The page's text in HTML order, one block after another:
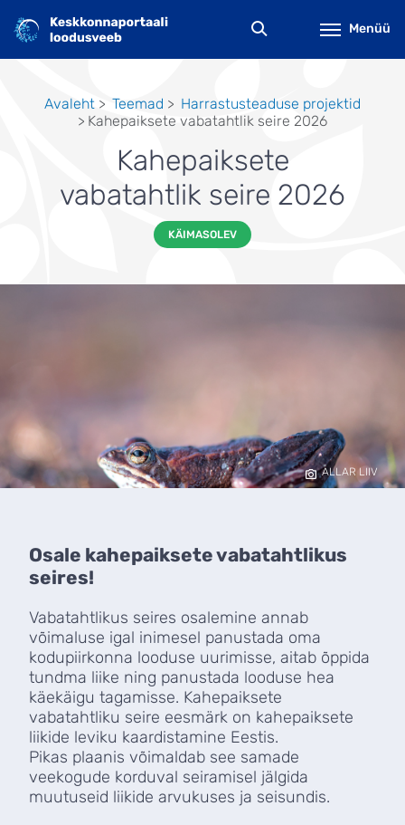
edasi
põhisisu
juurde
Menüü
Leivapuru
Avaleht Teemad
Harrastusteaduse projektid
Kahepaiksete vabatahtlik seire 2026
Kahepaiksete
vabatahtlik seire 2026
KÄIMASOLEV
ALLAR LIIV
Osale kahepaiksete vabatahtlikus
seires!
Vabatahtlikus seires osalemine annab
võimaluse igal inimesel panustada oma
kodupiirkonna looduse uurimisse, aitab õppida
tundma liike ning panustada looduse hea
käekäigu tagamisse. Kahepaiksete
vabatahtliku seire eesmärk on kahepaiksete
liikide leviku kaardistamine Eestis.
Pikas plaanis võimaldab see samade
veekogude korduval seiramisel jälgida
muutuseid liikide arvukuses ja seisundis.